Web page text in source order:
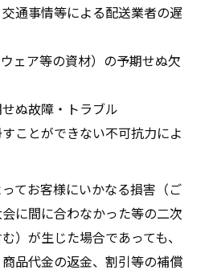
通事情等による配送業者の遅
ェア等の資材）の予期せぬ欠
ぬ故障・トラブル
ことができない不可抗力によ
てお客様にいかなる損害（ご
に間に合わなかった等の二次
）が生じた場合であっても、
品代金の返金、割引等の補償